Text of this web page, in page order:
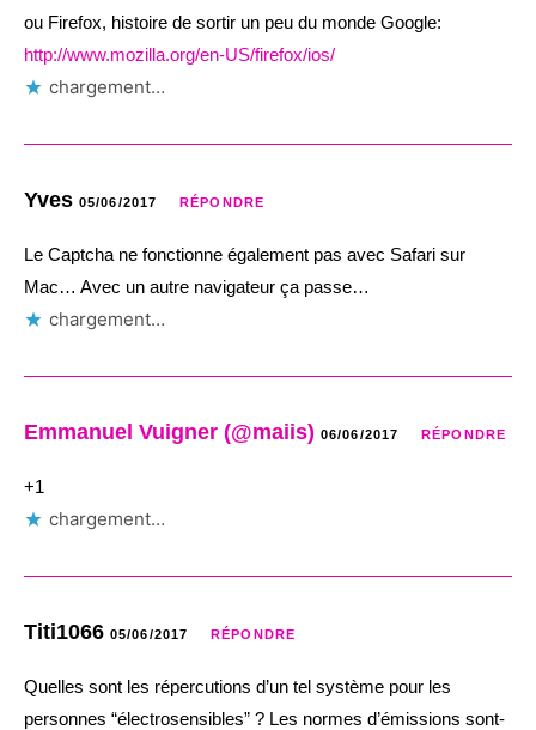
ou Firefox, histoire de sortir un peu du monde Google:
http://www.mozilla.org/en-US/firefox/ios/
chargement…
Yves 05/06/2017 RÉPONDRE
Le Captcha ne fonctionne également pas avec Safari sur
Mac… Avec un autre navigateur ça passe…
chargement…
Emmanuel Vuigner (@maiis) 06/06/2017 RÉPONDRE
+1
chargement…
Titi1066 05/06/2017 RÉPONDRE
Quelles sont les répercutions d’un tel système pour les
personnes “électrosensibles” ? Les normes d’émissions sont-